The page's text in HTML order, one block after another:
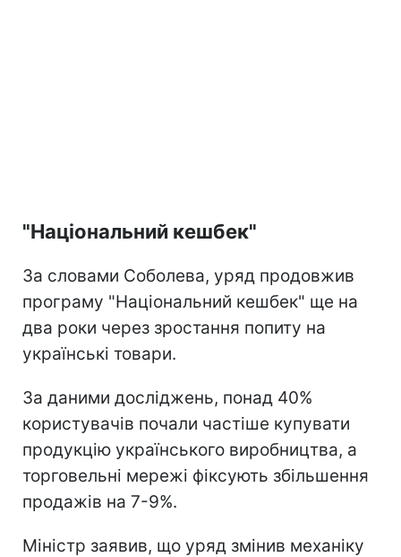
"Національний кешбек"
За словами Соболева, уряд продовжив
програму "Національний кешбек" ще на
два роки через зростання попиту на
українські товари.
За даними досліджень, понад 40%
користувачів почали частіше купувати
продукцію українського виробництва, а
торговельні мережі фіксують збільшення
продажів на 7-9%.
Міністр заявив, що уряд змінив механіку